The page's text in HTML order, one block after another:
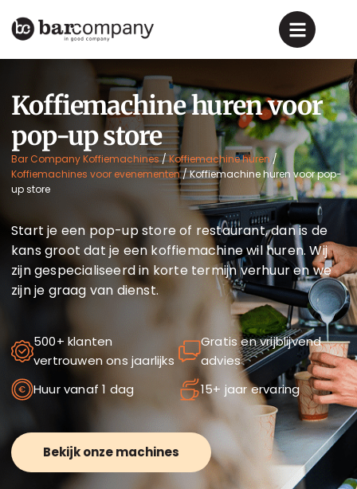
Koffiemachine huren voor
pop-up store
Bar Company Koffiemachines/Koffiemachine huren/
Koffiemachines voor evenementen/Koffiemachine huren voor pop-
up store
Start je een pop-up store of restaurant, dan is de
kans groot dat je een koffiemachine wil huren. Wij
zijn gespecialiseerd in korte termijn verhuur en we
zijn je graag van dienst.
500+ klanten
vertrouwen ons jaarlijks
Gratis en vrijblijvend
advies
Huur vanaf 1 dag
15+ jaar ervaring
Bekijk onze machines